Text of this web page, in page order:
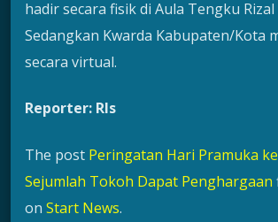
hadir secara fisik di Aula Tengku
Sedangkan Kwarda Kabupaten/Kota
secara virtual.
Reporter: Rls
The post Peringatan Hari Pramuka
Sejumlah Tokoh Dapat Penghargaan
on Start News.